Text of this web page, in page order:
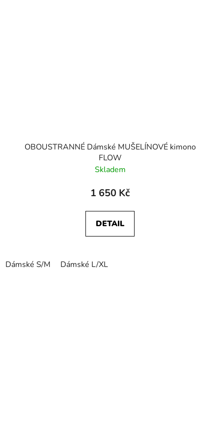
OBOUSTRANNÉ Dámské MUŠELÍNOVÉ kimono
FLOW
Skladem
1 650 Kč
DETAIL
Dámské S/M Dámské L/XL